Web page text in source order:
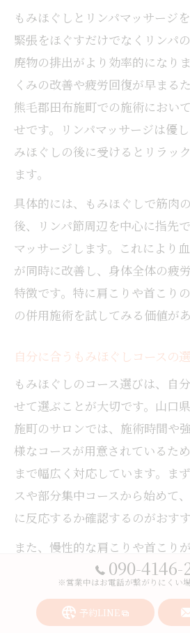
もみほぐしとリンパマッサージ
緊張をほぐすだけでなくリンパ
廃物の排出がより効率的になり
くみの改善や疲労回復が早まる
熊毛郡田布施町での施術におい
せです。リンパマッサージは優
みほぐしの後に受けるとリラッ
ます。
具体的には、もみほぐしで筋肉
後、リンパ節周辺を中心に指先
マッサージします。これにより
が同時に改善し、身体全体の疲
特徴です。特に肩こりや首こり
の併用施術を試してみる価値があ
自分に合うもみほぐしコースの
もみほぐしのコース選びは、自
せて選ぶことが大切です。山口
施町のサロンでは、施術時間や
様なコースが用意されているた
まで幅広く対応しています。ま
スや部分集中コースから始めて
に反応するか確認するのがおすす
また、慢性的な肩こりや首こり
ほぐすコースを選ぶことでより
れます。加えて、リンパマッサ
み合わせた複合コースも人気で
090-4146-
※営業中はお電話が繋がりにくい場
予約LINE